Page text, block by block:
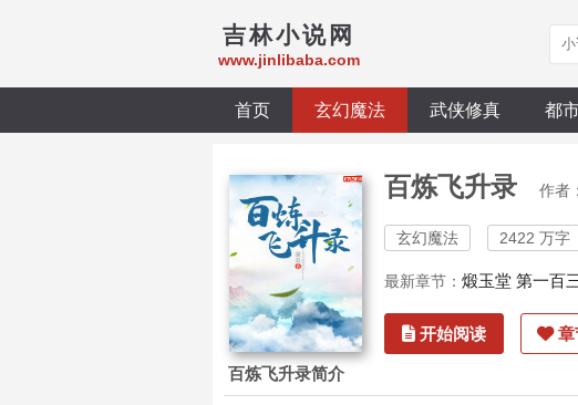
吉林小说网
www.jinlibaba.com
首页 玄幻魔法 武侠修真 都
百炼飞升录 作者：
玄幻魔法 2422 万字
最新章节： 煅玉堂 第一百
开始阅读 章
百炼飞升录简介